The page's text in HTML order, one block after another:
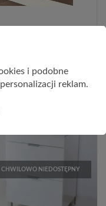
CHWILOWO NIEDOSTĘPNY
i podobne
reklam.